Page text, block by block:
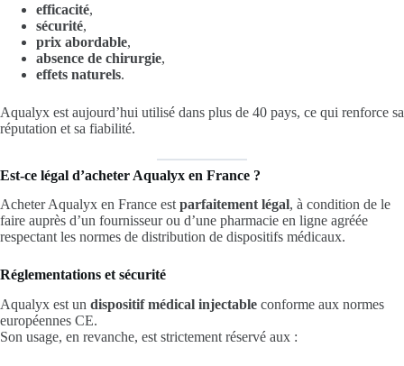
efficacité,
sécurité,
prix abordable,
absence de chirurgie,
effets naturels.
Aqualyx est aujourd’hui utilisé dans plus de 40 pays, ce qui renforce sa
réputation et sa fiabilité.
Est-ce légal d’acheter Aqualyx en France ?
Acheter Aqualyx en France est parfaitement légal, à condition de le
faire auprès d’un fournisseur ou d’une pharmacie en ligne agréée
respectant les normes de distribution de dispositifs médicaux.
Réglementations et sécurité
Aqualyx est un dispositif médical injectable conforme aux normes
européennes CE.
Son usage, en revanche, est strictement réservé aux :